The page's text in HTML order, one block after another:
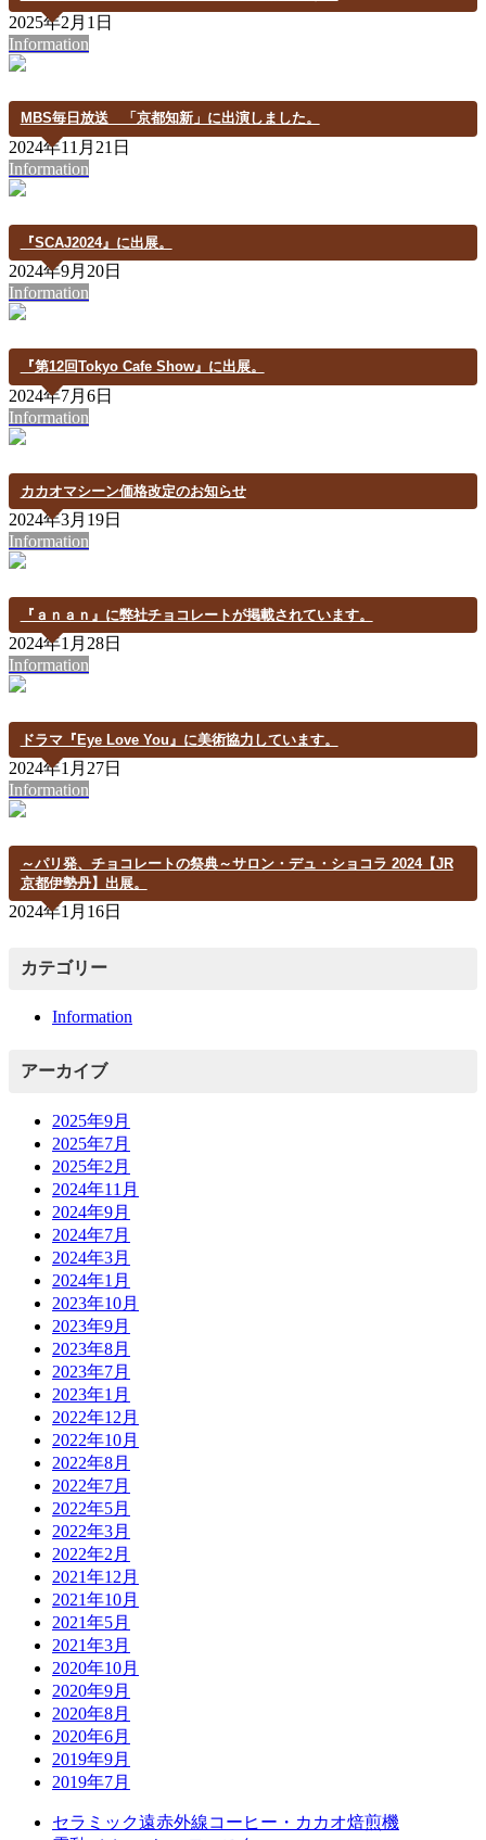
2025年2月1日
Information
MBS毎日放送 「京都知新」に出演しました。
2024年11月21日
Information
『SCAJ2024』に出展。
2024年9月20日
Information
『第12回Tokyo Cafe Show』に出展。
2024年7月6日
Information
カカオマシーン価格改定のお知らせ
2024年3月19日
Information
『ａｎａｎ』に弊社チョコレートが掲載されています。
2024年1月28日
Information
ドラマ『Eye Love You』に美術協力しています。
2024年1月27日
Information
～パリ発、チョコレートの祭典～サロン・デュ・ショコラ 2024【JR
京都伊勢丹】出展。
2024年1月16日
カテゴリー
Information
アーカイブ
2025年9月
2025年7月
2025年2月
2024年11月
2024年9月
2024年7月
2024年3月
2024年1月
2023年10月
2023年9月
2023年8月
2023年7月
2023年1月
2022年12月
2022年10月
2022年8月
2022年7月
2022年5月
2022年3月
2022年2月
2021年12月
2021年10月
2021年5月
2021年3月
2020年10月
2020年9月
2020年8月
2020年6月
2019年9月
2019年7月
セラミック遠赤外線コーヒー・カカオ焙煎機